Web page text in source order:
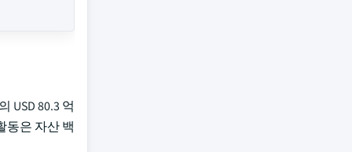
USD 80.3 억
동은 자산 백